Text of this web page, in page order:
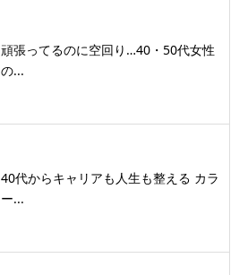
頑張ってるのに空回り…40・50代女性
の...
40代からキャリアも人生も整える カラ
ー...